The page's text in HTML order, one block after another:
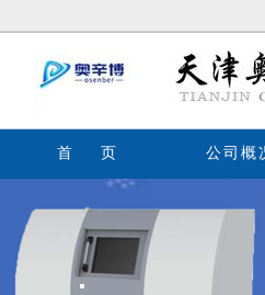
首 页 公司概